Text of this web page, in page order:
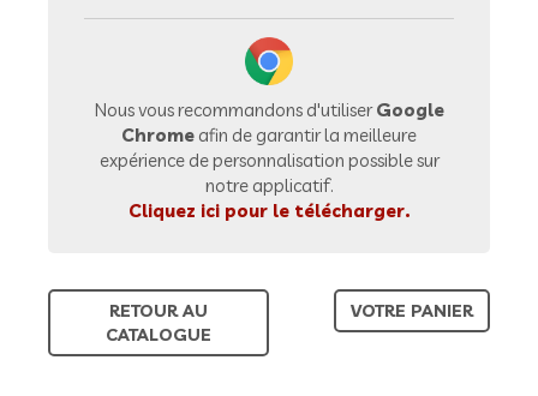
Nous vous recommandons d'utiliserGoogle
Chrome afin de garantir la meilleure
expérience de personnalisation possible sur
notre applicatif.
Cliquez ici pour le télécharger.
RETOUR AU
CATALOGUE
VOTRE PANIER